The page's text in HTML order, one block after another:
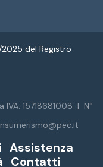
del Registro
15718681008 | N°
Assistenza
Contatti